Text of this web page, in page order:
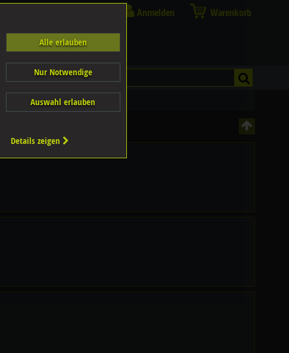
Anmelden Warenkorb
Alle erlauben
Nur Notwendige
Auswahl erlauben
Details zeigen